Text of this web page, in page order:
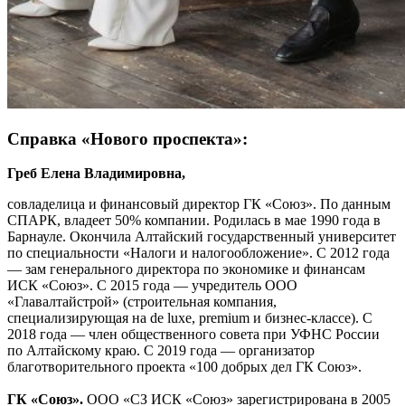
Справка «Нового проспекта»:
Греб Елена Владимировна,
совладелица и финансовый директор ГК «Союз». По данным
СПАРК, владеет 50% компании. Родилась в мае 1990 года в
Барнауле. Окончила Алтайский государственный университет
по специальности «Налоги и налогообложение». С 2012 года
— зам генерального директора по экономике и финансам
ИСК «Союз». С 2015 года — учредитель ООО
«Главалтайстрой» (строительная компания,
специализирующая на de luxe, premium и бизнес-классе). С
2018 года — член общественного совета при УФНС России
по Алтайскому краю. С 2019 года — организатор
благотворительного проекта «100 добрых дел ГК Союз».
ГК «Союз». ООО «СЗ ИСК «Союз» зарегистрирована в 2005